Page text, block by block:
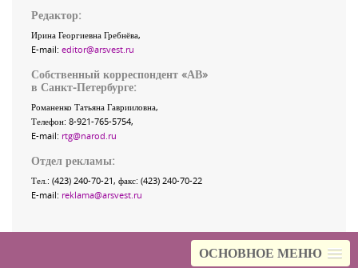
ОСНОВНОЕ МЕНЮ
Редактор:
Ирина Георгиевна Гребнёва,
E-mail: editor@arsvest.ru
Собственный корреспондент «АВ»
в Санкт-Петербурге:
Романенко Татьяна Гаврииловна,
Телефон: 8-921-765-5754,
E-mail: rtg@narod.ru
Отдел рекламы:
Тел.: (423) 240-70-21, факс: (423) 240-70-22
E-mail: reklama@arsvest.ru